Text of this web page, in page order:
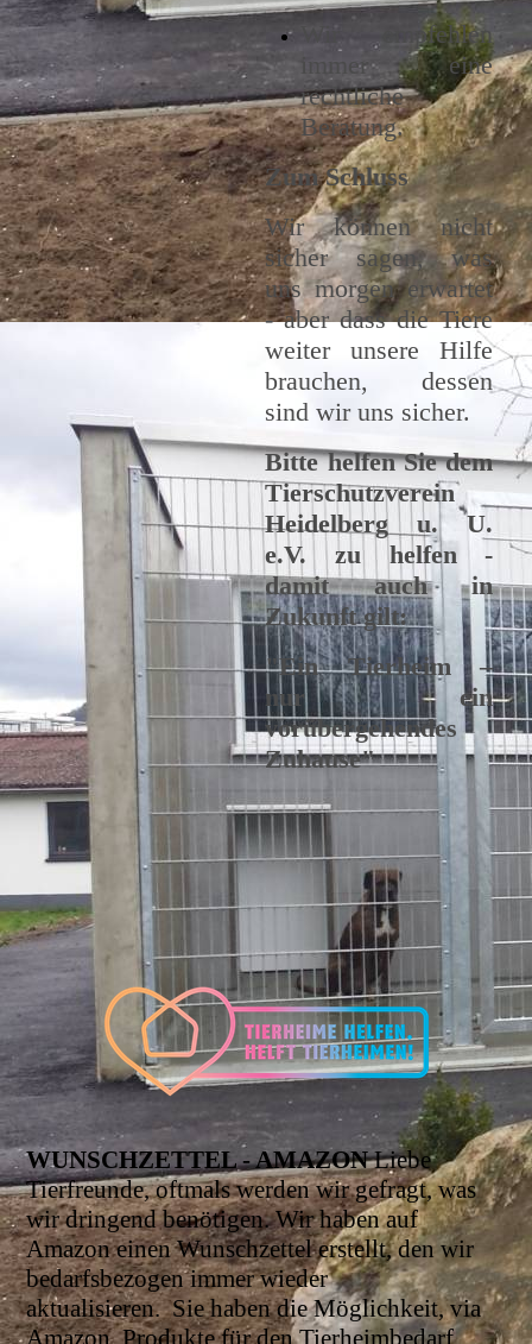
Wir empfehlen
immer eine
rechtliche
Beratung.
Zum Schluss
Wir können nicht
sicher sagen, was
uns morgen erwartet
- aber dass die Tiere
weiter unsere Hilfe
brauchen, dessen
sind wir uns sicher.
Bitte helfen Sie dem
Tierschutzverein
Heidelberg u. U.
e.V. zu helfen -
damit auch in
Zukunft gilt:
"Ein Tierheim –
nur ein
vorübergehendes
Zuhause"
WUNSCHZETTEL - AMAZONLiebe
Tierfreunde, oftmals werden wir gefragt, was
wir dringend benötigen. Wir haben auf
Amazon einen Wunschzettel erstellt, den wir
bedarfsbezogen immer wieder
aktualisieren. Sie haben die Möglichkeit, via
Amazon, Produkte für den Tierheimbedarf